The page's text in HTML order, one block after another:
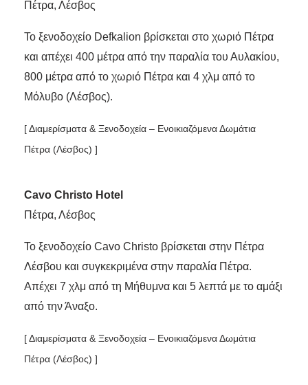
Πέτρα, Λέσβος
Το ξενοδοχείο Defkalion βρίσκεται στο χωριό Πέτρα
και απέχει 400 μέτρα από την παραλία του Αυλακίου,
800 μέτρα από το χωριό Πέτρα και 4 χλμ από το
Μόλυβο (Λέσβος).
[ Διαμερίσματα & Ξενοδοχεία – Ενοικιαζόμενα Δωμάτια
Πέτρα (Λέσβος) ]
Cavo Christo Hotel
Πέτρα, Λέσβος
Το ξενοδοχείο Cavo Christo βρίσκεται στην Πέτρα
Λέσβου και συγκεκριμένα στην παραλία Πέτρα.
Απέχει 7 χλμ από τη Μήθυμνα και 5 λεπτά με το αμάξι
από την Άναξο.
[ Διαμερίσματα & Ξενοδοχεία – Ενοικιαζόμενα Δωμάτια
Πέτρα (Λέσβος) ]